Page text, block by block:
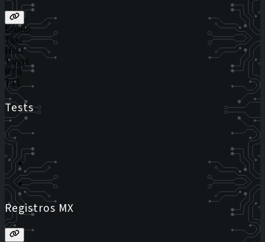
Estado
Tipo
Host
Target
PTR
TTL
Tests
Registros MX